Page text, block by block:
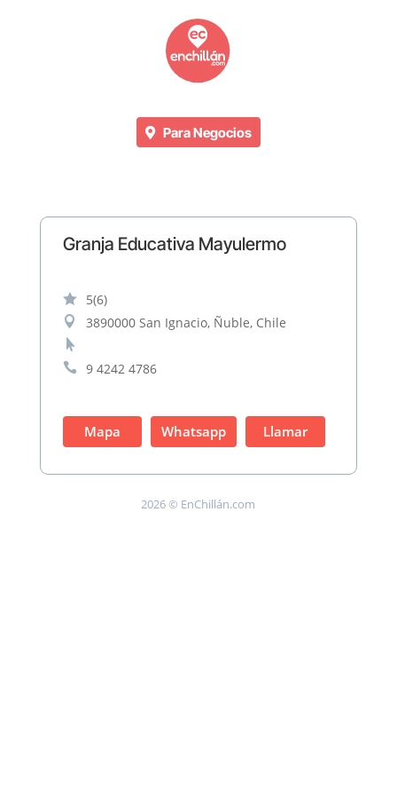
Para Negocios
Granja Educativa Mayulermo
 5(6)
 3890000 San Ignacio, Ñuble, Chile


9 4242 4786
Mapa Whatsapp Llamar
2026 © EnChillán.com